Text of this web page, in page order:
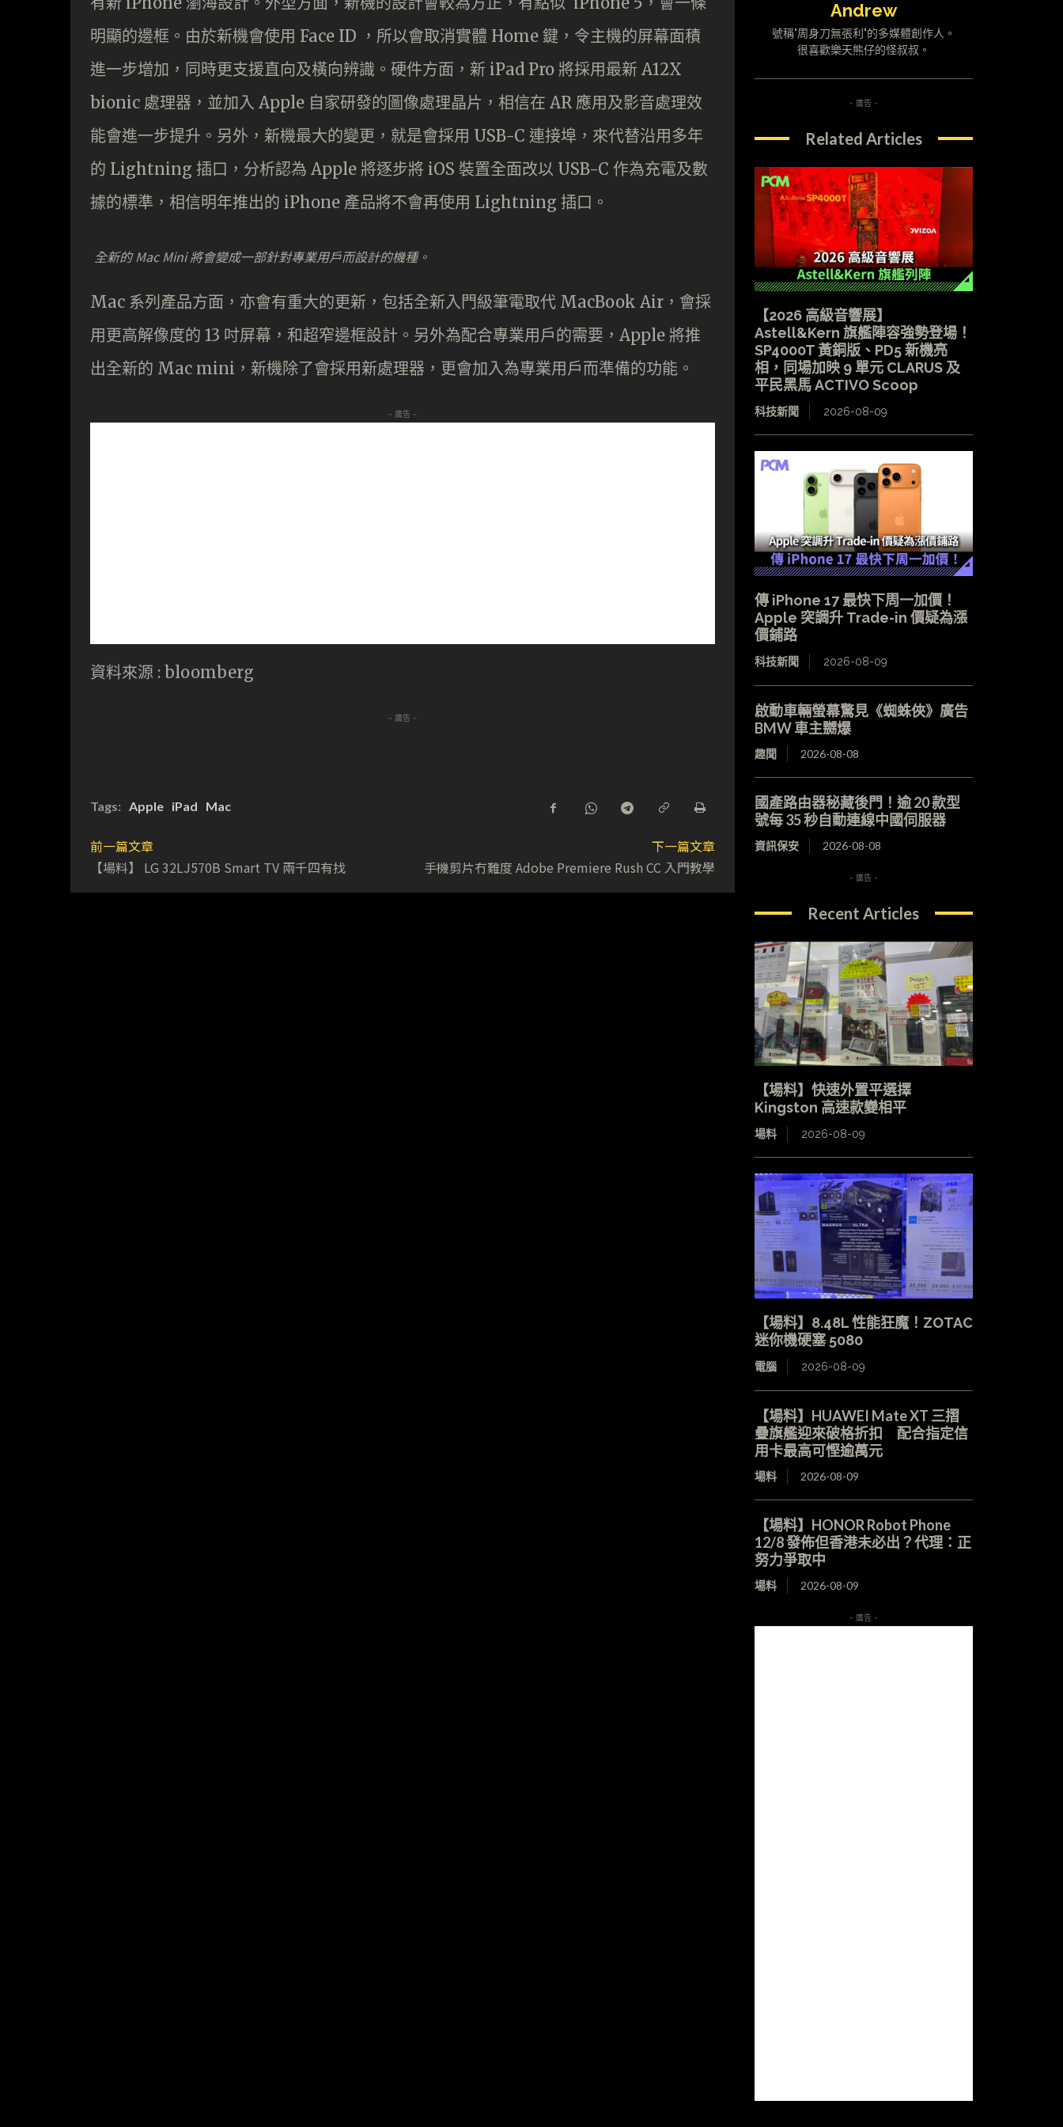
明顯的邊框。由於新機會使用 Face ID ，所以會取消實體 Home 鍵，令主機的屏幕面積
進一步增加，同時更支援直向及橫向辨識。硬件方面，新 iPad Pro 將採用最新 A12X
bionic 處理器，並加入 Apple 自家研發的圖像處理晶片，相信在 AR 應用及影音處理效
能會進一步提升。另外，新機最大的變更，就是會採用 USB-C 連接埠，來代替沿用多年
的 Lightning 插口，分析認為 Apple 將逐步將 iOS 裝置全面改以 USB-C 作為充電及數
據的標準，相信明年推出的 iPhone 產品將不會再使用 Lightning 插口。
全新的 Mac Mini 將會變成一部針對專業用戶而設計的機種。
Mac 系列產品方面，亦會有重大的更新，包括全新入門級筆電取代 MacBook Air，會採
用更高解像度的 13 吋屏幕，和超窄邊框設計。另外為配合專業用戶的需要，Apple 將推
出全新的 Mac mini，新機除了會採用新處理器，更會加入為專業用戶而準備的功能。
- 廣告 -
資料來源 : bloomberg
- 廣告 -
Tags: Apple iPad Mac
前一篇文章
【場料】 LG 32LJ570B Smart TV 兩千四有找
下一篇文章
手機剪片冇難度 Adobe Premiere Rush CC 入門教學
Andrew
號稱"周身刀無張利"的多媒體創作人。
很喜歡樂天熊仔的怪叔叔。
- 廣告 -
Related Articles
【2026 高級音響展】
Astell&Kern 旗艦陣容強勢登場！
SP4000T 黃銅版、PD5 新機亮
相，同場加映 9 單元 CLARUS 及
平民黑馬 ACTIVO Scoop
科技新聞 2026-08-09
傳 iPhone 17 最快下周一加價！
Apple 突調升 Trade-in 價疑為漲
價鋪路
科技新聞 2026-08-09
啟動車輛螢幕驚見《蜘蛛俠》廣告
BMW 車主嬲爆
趣聞 2026-08-08
國產路由器秘藏後門！逾 20 款型
號每 35 秒自動連線中國伺服器
資訊保安 2026-08-08
- 廣告 -
Recent Articles
【場料】快速外置平選擇
Kingston 高速款變相平
場料 2026-08-09
【場料】8.48L 性能狂魔！ZOTAC
迷你機硬塞 5080
電腦 2026-08-09
【場料】HUAWEI Mate XT 三摺
疊旗艦迎來破格折扣 配合指定信
用卡最高可慳逾萬元
場料 2026-08-09
【場料】HONOR Robot Phone
12/8 發佈但香港未必出？代理：正
努力爭取中
場料 2026-08-09
- 廣告 -